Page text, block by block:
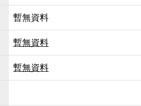
暫無資料
暫無資料
暫無資料